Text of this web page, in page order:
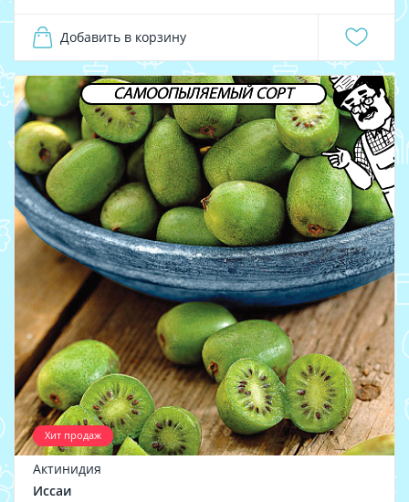
Добавить в корзину
САМООПЫЛЯЕМЫЙ СОРТ
Хит продаж
Актинидия
Иссаи